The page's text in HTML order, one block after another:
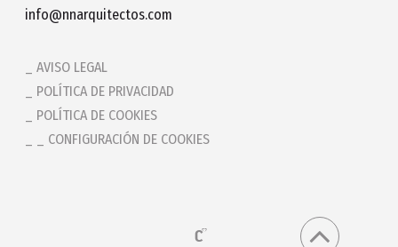
info@nnarquitectos.com
AVISO LEGAL
POLÍTICA DE PRIVACIDAD
POLÍTICA DE COOKIES
_ CONFIGURACIÓN DE COOKIES